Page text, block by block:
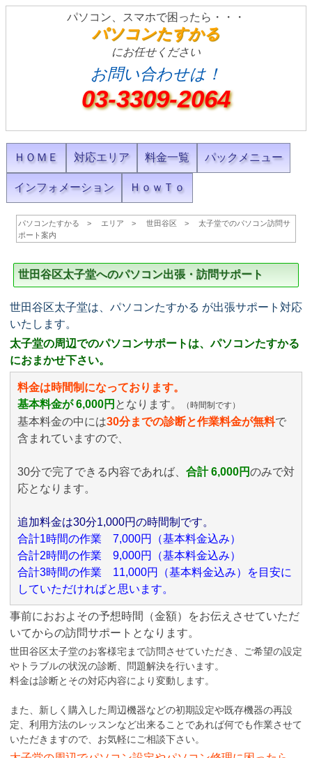
パソコン、スマホで困ったら・・・
パソコンたすかる
にお任せください
お問い合わせは！
03-3309-2064
ＨＯＭＥ 対応エリア 料金一覧 パックメニュー
インフォメーション ＨｏｗＴｏ
パソコンたすかる エリア 世田谷区
太子堂でのパソコン訪問サ
ポート案内
世田谷区太子堂へのパソコン出張・訪問サポート
世田谷区太子堂は、パソコンたすかる が出張サポート対応
いたします。
太子堂の周辺でのパソコンサポートは、パソコンたすかる
におまかせ下さい。
料金は時間制になっております。
基本料金が 6,000円 となります。 （時間制です）
基本料金の中には30分までの診断と作業料金が無料で
含まれていますので、
30分で完了できる内容であれば、 合計 6,000円のみで対
応となります。
追加料金は30分1,000円の時間制です。
合計1時間の作業 7,000円（基本料金込み）
合計2時間の作業 9,000円（基本料金込み）
合計3時間の作業 11,000円（基本料金込み）を目安に
していただければと思います。
事前におおよその予想時間（金額）をお伝えさせていただ
いてからの訪問サポートとなります。
世田谷区太子堂のお客様宅まで訪問させていただき、ご希望の設定
やトラブルの状況の診断、問題解決を行います。
料金は診断とその対応内容により変動します。
また、新しく購入した周辺機器などの初期設定や既存機器の再設
定、利用方法のレッスンなど出来ることであれば何でも作業させて
いただきますので、お気軽にご相談下さい。